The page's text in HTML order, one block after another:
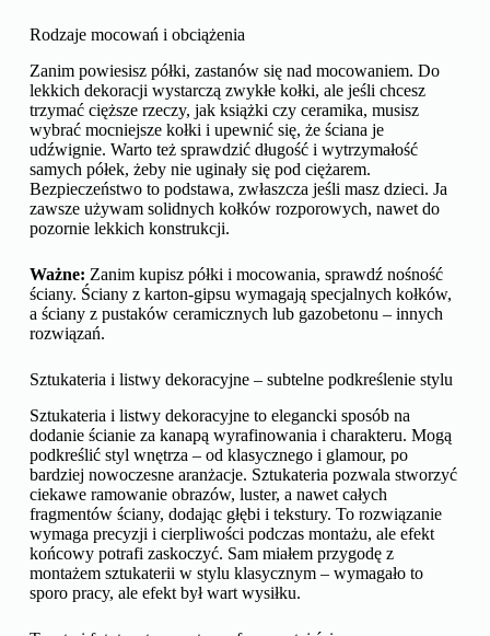
Rodzaje mocowań i obciążenia
Zanim powiesisz półki, zastanów się nad mocowaniem. Do
lekkich dekoracji wystarczą zwykłe kołki, ale jeśli chcesz
trzymać cięższe rzeczy, jak książki czy ceramika, musisz
wybrać mocniejsze kołki i upewnić się, że ściana je
udźwignie. Warto też sprawdzić długość i wytrzymałość
samych półek, żeby nie uginały się pod ciężarem.
Bezpieczeństwo to podstawa, zwłaszcza jeśli masz dzieci. Ja
zawsze używam solidnych kołków rozporowych, nawet do
pozornie lekkich konstrukcji.
Ważne: Zanim kupisz półki i mocowania, sprawdź nośność
ściany. Ściany z karton-gipsu wymagają specjalnych kołków,
a ściany z pustaków ceramicznych lub gazobetonu – innych
rozwiązań.
Sztukateria i listwy dekoracyjne – subtelne podkreślenie stylu
Sztukateria i listwy dekoracyjne to elegancki sposób na
dodanie ścianie za kanapą wyrafinowania i charakteru. Mogą
podkreślić styl wnętrza – od klasycznego i glamour, po
bardziej nowoczesne aranżacje. Sztukateria pozwala stworzyć
ciekawe ramowanie obrazów, luster, a nawet całych
fragmentów ściany, dodając głębi i tekstury. To rozwiązanie
wymaga precyzji i cierpliwości podczas montażu, ale efekt
końcowy potrafi zaskoczyć. Sam miałem przygodę z
montażem sztukaterii w stylu klasycznym – wymagało to
sporo pracy, ale efekt był wart wysiłku.